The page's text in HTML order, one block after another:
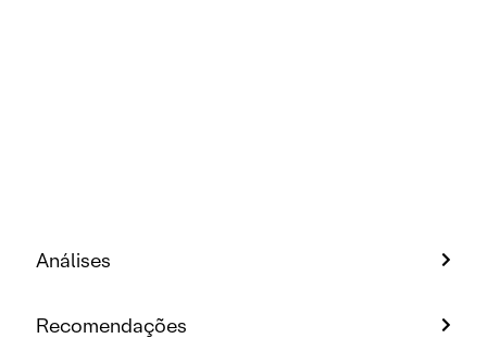
Análises
Recomendações